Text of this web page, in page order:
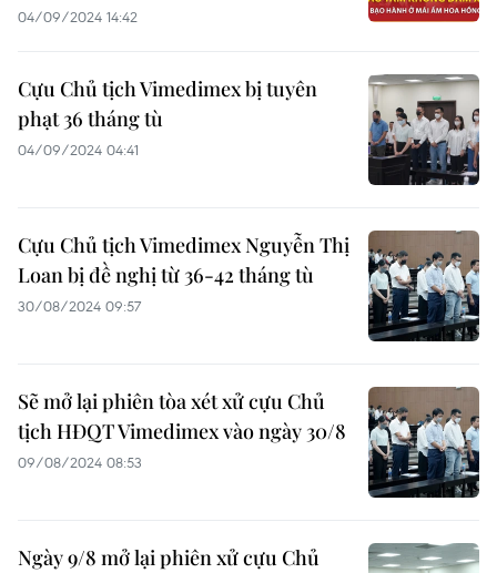
04/09/2024 14:42
Cựu Chủ tịch Vimedimex bị tuyên
phạt 36 tháng tù
04/09/2024 04:41
Cựu Chủ tịch Vimedimex Nguyễn Thị
Loan bị đề nghị từ 36-42 tháng tù
30/08/2024 09:57
Sẽ mở lại phiên tòa xét xử cựu Chủ
tịch HĐQT Vimedimex vào ngày 30/8
09/08/2024 08:53
Ngày 9/8 mở lại phiên xử cựu Chủ